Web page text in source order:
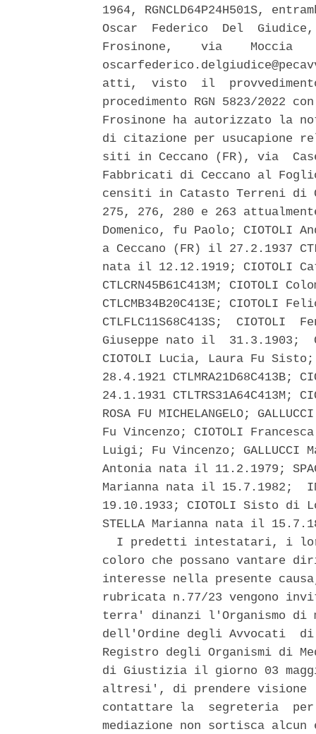
1964, RGNCLD64P24H501S,
Oscar  Federico  Del
Frosinone,    via    Moccia
atti,  visto  il
procedimento RGN 5823/
Frosinone ha autorizzato la
di citazione per usucapione
siti in Ceccano (FR), via
Fabbricati di Ceccano al
censiti in Catasto Terreni di
275, 276, 280 e 263
Domenico, fu Paolo; CIOTOLI
a Ceccano (FR) il 27.2.1937
nata il 12.12.1919; CIOTOLI
CTLCRN45B61C413M; CIOTOLI
CTLCMB34B20C413E;
CTLFLC11S68C413S;
Giuseppe nato il  31.3.1903;
CIOTOLI Lucia, Laura Fu
28.4.1921
24.1.1931
ROSA FU MICHELANGELO;
Fu Vincenzo; CIOTOLI
Luigi; Fu Vincenzo; GALLUCCI
Antonia nata il 11.2.1979;
Marianna nata il 15.7.1982;
19.10.1933; CIOTOLI Sisto di
STELLA Marianna nata il
I predetti intestatari, i
coloro che possano vantare
interesse nella presente
rubricata n.77/23 vengono
terra' dinanzi l'Organismo di
dell'Ordine degli Avvocati
Registro degli Organismi di
di Giustizia il giorno 03
altresi', di prendere visione
contattare la  segreteria
mediazione non sortisca